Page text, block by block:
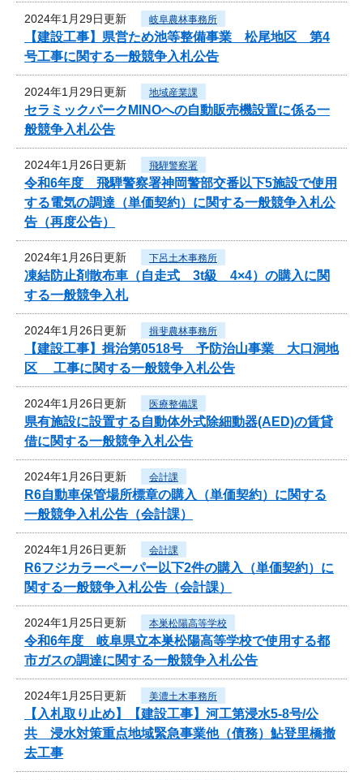
2024年1月29日更新 岐阜農林事務所
【建設工事】県営ため池等整備事業 松尾地区 第4
号工事に関する一般競争入札公告
2024年1月29日更新 地域産業課
セラミックパークMINOへの自動販売機設置に係る一
般競争入札公告
2024年1月26日更新 飛騨警察署
令和6年度 飛騨警察署神岡警部交番以下5施設で使用
する電気の調達（単価契約）に関する一般競争入札公
告（再度公告）
2024年1月26日更新 下呂土木事務所
凍結防止剤散布車（自走式 3t級 4×4）の購入に関
する一般競争入札
2024年1月26日更新 揖斐農林事務所
【建設工事】揖治第0518号 予防治山事業 大口洞地
区 工事に関する一般競争入札公告
2024年1月26日更新 医療整備課
県有施設に設置する自動体外式除細動器(AED)の賃貸
借に関する一般競争入札公告
2024年1月26日更新 会計課
R6自動車保管場所標章の購入（単価契約）に関する
一般競争入札公告（会計課）
2024年1月26日更新 会計課
R6フジカラーペーパー以下2件の購入（単価契約）に
関する一般競争入札公告（会計課）
2024年1月25日更新 本巣松陽高等学校
令和6年度 岐阜県立本巣松陽高等学校で使用する都
市ガスの調達に関する一般競争入札公告
2024年1月25日更新 美濃土木事務所
【入札取り止め】【建設工事】河工第浸水5-8号/公
共 浸水対策重点地域緊急事業他（債務）鮎登里橋撤
去工事